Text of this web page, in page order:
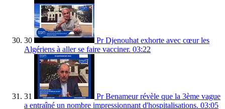
30
Pr Djenouhat exhorte avec cœur les
Algériens à aller se faire vacciner. 03:22
31
Pr Benameur révèle que la 3ème vague
a entraîné un nombre impressionnant d'hospitalisations. 03:05